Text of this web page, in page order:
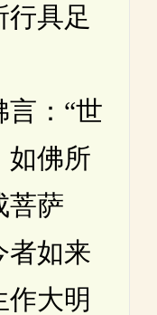
行具足
：“世
如佛所
菩萨
者如来
大明